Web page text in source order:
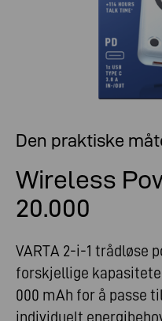
Den praktiske
Wireless
20.000
VARTA 2-i-1 trådløse
forskjellige
000 mAh for å passe
individuelt